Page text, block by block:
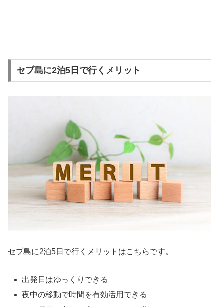
セブ島に2泊5日で行くメリット
セブ島に2泊5日で行くメリットはこちらです。
出発日はゆっくりできる
夜中の移動で時間を有効活用できる